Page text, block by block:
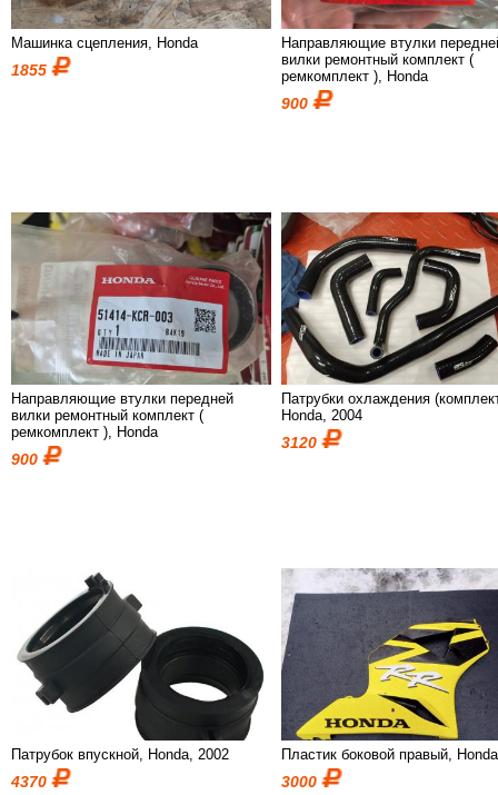
Машинка сцепления, Honda
1855
Направляющие втулки
вилки ремонтный комплект (
ремкомплект ), Honda
900
Направляющие втулки передней
вилки ремонтный комплект (
ремкомплект ), Honda
900
Патрубки охлаждения
Honda, 2004
3120
Патрубок впускной, Honda, 2002
4370
Пластик боковой правый, Honda
3000